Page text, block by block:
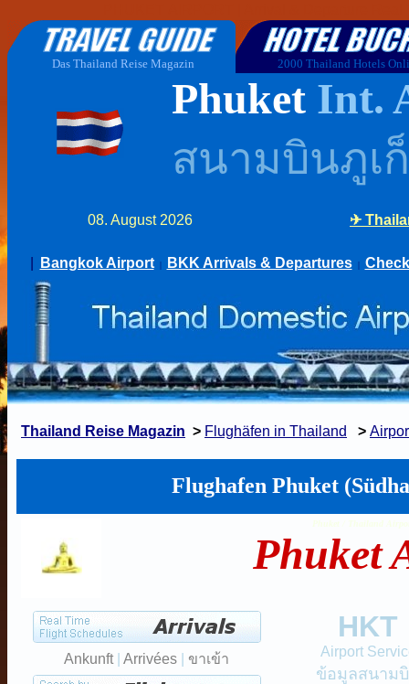
Das Thailand Reise Magazin 2000 Thailand Hotels
Phuket Int.
สนามบินภูเ
08. August 2026
Bangkok Airport| BKK Arrivals & Departures|
Thailand Reise Magazin > Flughäfen in Thailand >
Flughafen Phuket
Phuket / Thailand
Phuket
HKT
Airport
ข้อมูลสนาม
Ankunft| Arrivées ขาเข้า